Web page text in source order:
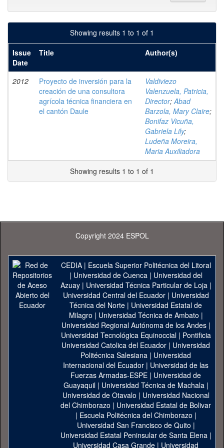
Showing results 1 to 1 of 1
Issue
Date
Title Author(s)
2012
Proyecto de inversión para la
creación de una consultora
agrícola técnica financiera en
el cantón Daule
Valdiviezo
Valenzuela, Patricia,
Director;Abad
Barzola, Mary Claire;
Bonifaz Vicuña,
Gabriela Lily;
Ludeña Moreira,
Maria Auxiliadora
Showing results 1 to 1 of 1
Copyright 2024 ESPOL
CEDIA| Escuela Superior Politécnica del Litoral
| Universidad de Cuenca| Universidad del
Azuay| Universidad Técnica Particular de Loja|
Universidad Central del Ecuador| Universidad
Técnica del Norte | Universidad Estatal de
Milagro | Universidad Técnica de Ambato |
Universidad Regional Autónoma de los Andes|
Universidad Tecnológica Equinoccial| Pontificia
Universidad Catolica del Ecuador | Universidad
Politécnica Salesiana | Universidad
Internacional del Ecuador | Universidad de las
Fuerzas Armadas-ESPE | Universidad de
Guayaquil| Universidad Técnica de Machala|
Universidad de Otavalo | Universidad Nacional
del Chimborazo | Universidad Estatal de Bolivar
| Escuela Politécnica del Chimborazo |
Universidad San Francisco de Quito |
Universidad Estatal Peninsular de Santa Elena|
Universidad Casa Grande | Universidad